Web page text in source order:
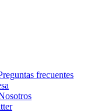
frecuentes